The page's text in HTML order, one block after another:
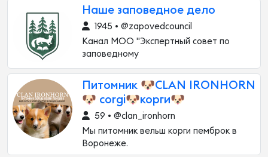
Наше заповедное дело
1945 • @zapovedcouncil
Канал МОО "Экспертный совет по
заповедному
Питомник 🐶CLAN IRONHORN
🐶 corgi🐶корги🐶
59 • @clan_ironhorn
Мы питомник вельш корги пемброк в
Воронеже.